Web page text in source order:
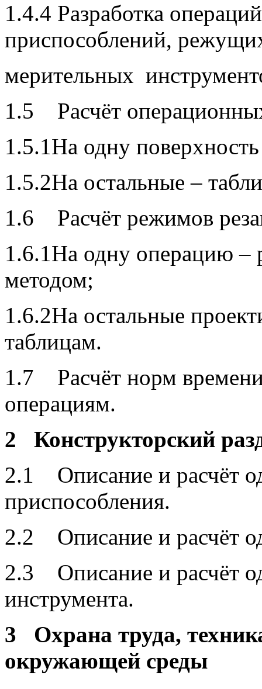
1.4.4 Разработка
приспособлений,
мерительных
1.5 Расчёт
1.5.1На одну
1.5.2На остальные –
1.6 Расчёт режимов
1.6.1На одну операцию –
методом;
1.6.2На остальные
таблицам.
1.7 Расчёт норм
операциям.
2 Конструкторский
2.1 Описание и расчёт
приспособления.
2.2 Описание и расчёт
2.3 Описание и расчёт
инструмента.
3 Охрана труда,
окружающей среды